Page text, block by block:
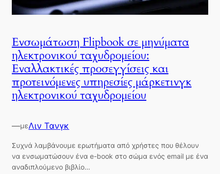
Ενσωμάτωση Flipbook σε μηνύματα
ηλεκτρονικού ταχυδρομείου:
Εναλλακτικές προσεγγίσεις και
προτεινόμενες υπηρεσίες μάρκετινγκ
ηλεκτρονικού ταχυδρομείου
—μεΛιν Τανγκ
Συχνά λαμβάνουμε ερωτήματα από χρήστες που θέλουν
να ενσωματώσουν ένα e-book στο σώμα ενός email με ένα
αναδιπλούμενο βιβλίο…